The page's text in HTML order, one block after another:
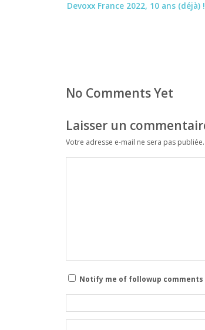
Devoxx France 2022, 10 ans (déjà) !
No Comments Yet
Laisser un
Votre adresse e-mail ne sera pas publiée.
Notify me of followup comments